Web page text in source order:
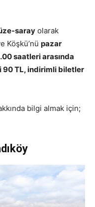
saray olarak
Köşkü’nü pazar
saatleri arasında
90 TL, indirimli biletler
bilgi almak için;